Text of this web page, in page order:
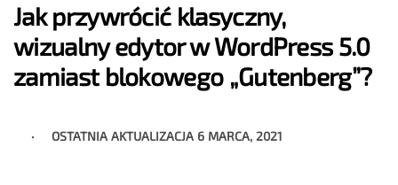
Jak przywrócić klasyczny,
wizualny edytor w WordPress 5.0
zamiast blokowego „Gutenberg”?
OSTATNIA AKTUALIZACJA 6 MARCA, 2021